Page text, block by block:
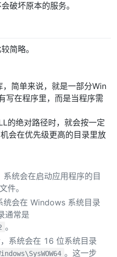
破坏原本的服务。
简略。
简单来说，就是一部分Win
写在程序里，而是当程序需
的绝对路径时，就会按一定
会在优先级更高的目录里放
系统会在启动应用程序的目
件。
统会在 Windows 系统目录
通常是
。
系统会在 16 位系统目录
。这一步